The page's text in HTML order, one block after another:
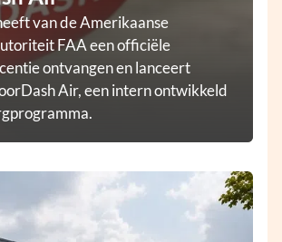
van de Amerikaanse
FAA een officiële
ontvangen en lanceert
Air, een intern ontwikkeld